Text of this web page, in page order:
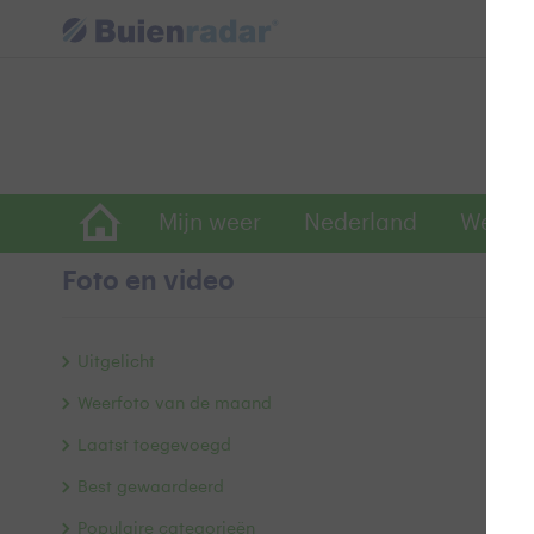
Mijn weer Nederland
Foto en video
Uitgelicht
Weerfoto van de maand
Laatst toegevoegd
Best gewaardeerd
Populaire categorieën